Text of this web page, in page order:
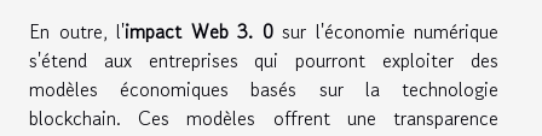
En outre, l'impact Web 3. 0sur l'économie numérique
s'étend aux entreprises qui pourront exploiter des
modèles économiques basés sur la technologie
blockchain. Ces modèles offrent une transparence